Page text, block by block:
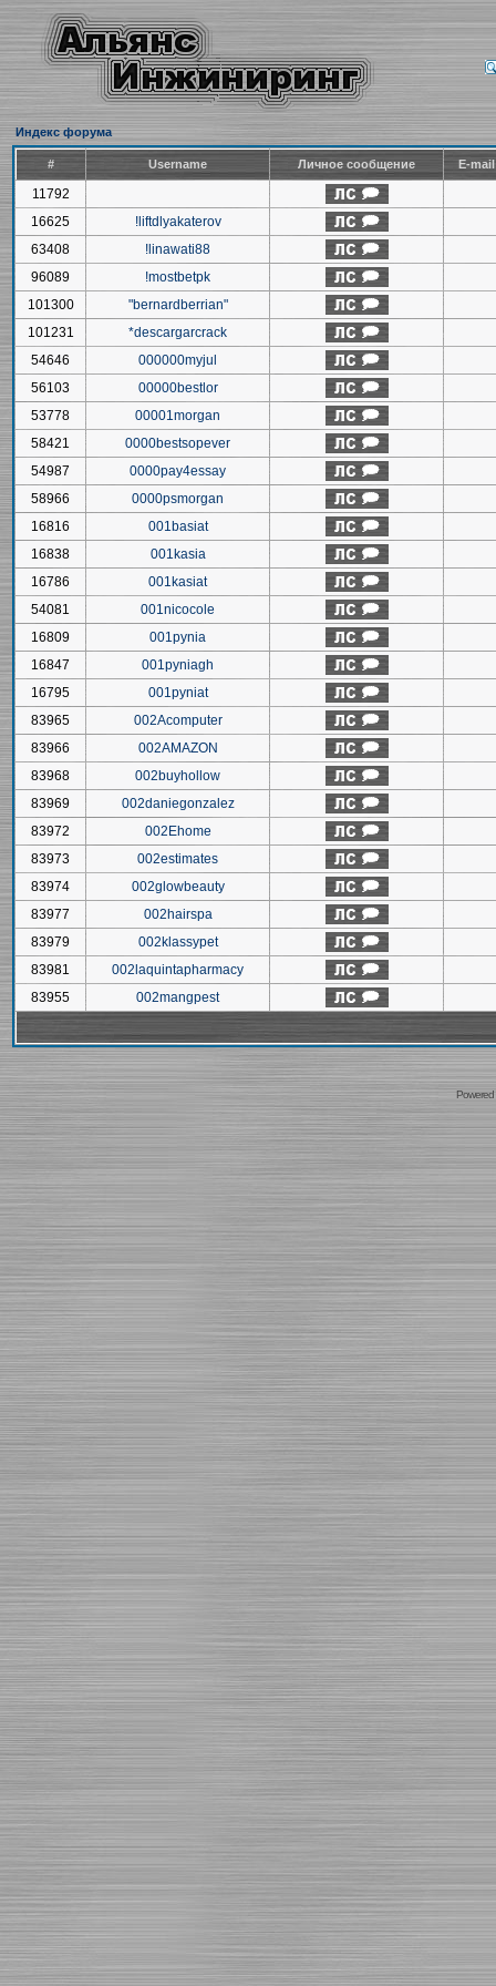
Индекс форума
# Username Личное сообщение E-
11792
16625
!liftdlyakaterov
63408
!linawati88
96089
!mostbetpk
101300
"bernardberrian"
101231
*descargarcrack
54646
000000myjul
56103
00000bestlor
53778
00001morgan
58421
0000bestsopever
54987
0000pay4essay
58966
0000psmorgan
16816
001basiat
16838
001kasia
16786
001kasiat
54081
001nicocole
16809
001pynia
16847
001pyniagh
16795
001pyniat
83965
002Acomputer
83966
002AMAZON
83968
002buyhollow
83969
002daniegonzalez
83972
002Ehome
83973
002estimates
83974
002glowbeauty
83977
002hairspa
83979
002klassypet
83981
002laquintapharmacy
83955
002mangpest